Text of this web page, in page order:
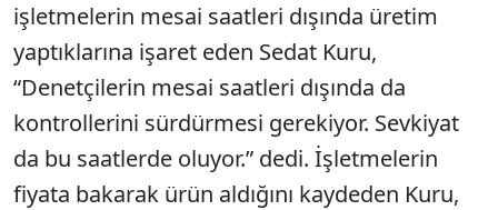
işletmelerin mesai saatleri dışında üretim
yaptıklarına işaret eden Sedat Kuru,
“Denetçilerin mesai saatleri dışında da
kontrollerini sürdürmesi gerekiyor. Sevkiyat
da bu saatlerde oluyor.” dedi. İşletmelerin
fiyata bakarak ürün aldığını kaydeden Kuru,